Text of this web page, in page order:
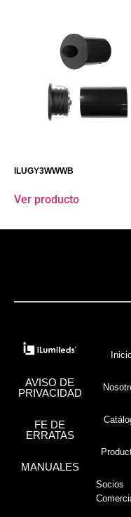
ILUGY3WWWB
Ver producto
AVISO DE
PRIVACIDAD
FE DE
ERRATAS
MANUALES
Socios